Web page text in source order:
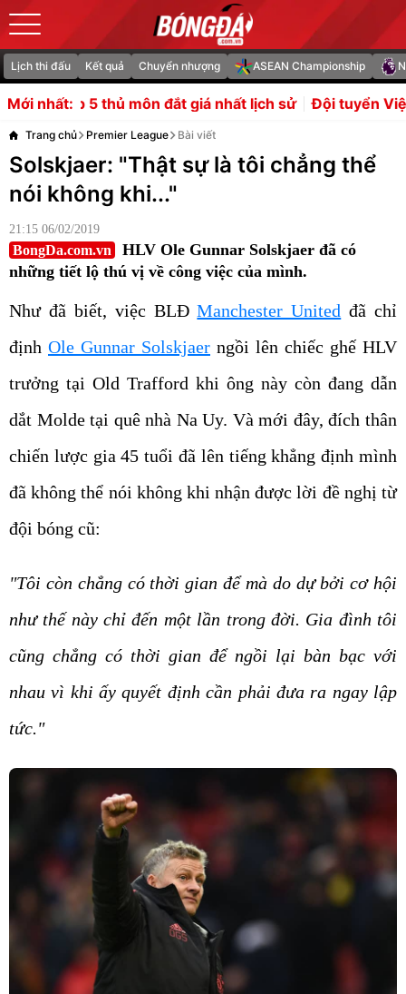
Lịch thi đấu Kết quả Chuyển nhượng ASEAN Championship
Mới nhất:
đắt giá nhất lịch sử Đội tuyển Việt Nam định hình
Trang chủ Premier League Bài viết
Solskjaer: "Thật sự là tôi chẳng thể
nói không khi..."
21:15 06/02/2019
BongDa.com.vn
HLV Ole Gunnar Solskjaer đã có
những tiết lộ thú vị về công việc của mình.
Như đã biết, việc BLĐManchester United đã chỉ
định Ole Gunnar Solskjaer ngồi lên chiếc ghế HLV
trưởng tại Old Trafford khi ông này còn đang dẫn
dắt Molde tại quê nhà Na Uy. Và mới đây, đích thân
chiến lược gia 45 tuổi đã lên tiếng khẳng định mình
đã không thể nói không khi nhận được lời đề nghị từ
đội bóng cũ:
"Tôi còn chẳng có thời gian để mà do dự bởi cơ hội
như thế này chỉ đến một lần trong đời. Gia đình tôi
cũng chẳng có thời gian để ngồi lại bàn bạc với
nhau vì khi ấy quyết định cần phải đưa ra ngay lập
tức."